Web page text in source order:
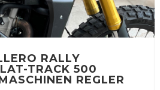
RALLY
TRACK 500
REGLER